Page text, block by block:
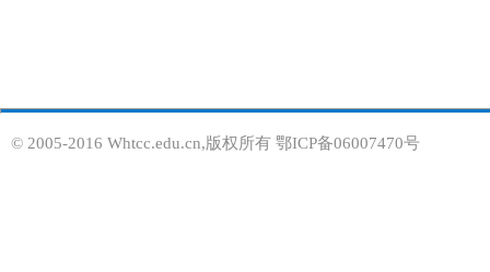
© 2005-2016 Whtcc.edu.cn,版权所有 鄂ICP备06007470号